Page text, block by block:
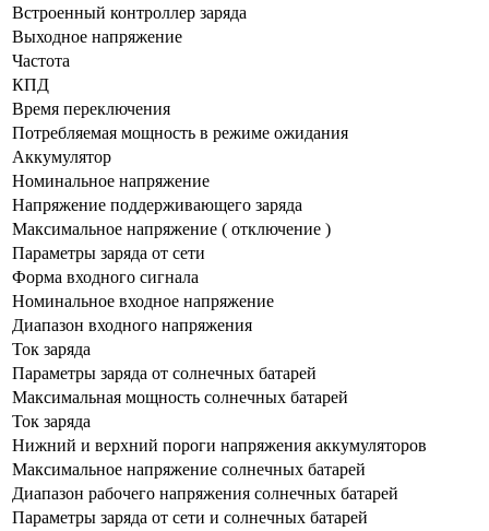
Встроенный контроллер заряда
Выходное напряжение
Частота
КПД
Время переключения
Потребляемая мощность в режиме ожидания
Аккумулятор
Номинальное напряжение
Напряжение поддерживающего заряда
Максимальное напряжение ( отключение )
Параметры заряда от сети
Форма входного сигнала
Номинальное входное напряжение
Диапазон входного напряжения
Ток заряда
Параметры заряда от солнечных батарей
Максимальная мощность солнечных батарей
Ток заряда
Нижний и верхний пороги напряжения аккумуляторов
Максимальное напряжение солнечных батарей
Диапазон рабочего напряжения солнечных батарей
Параметры заряда от сети и солнечных батарей